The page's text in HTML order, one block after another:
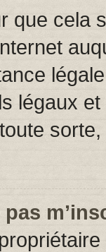
que cela
légaux